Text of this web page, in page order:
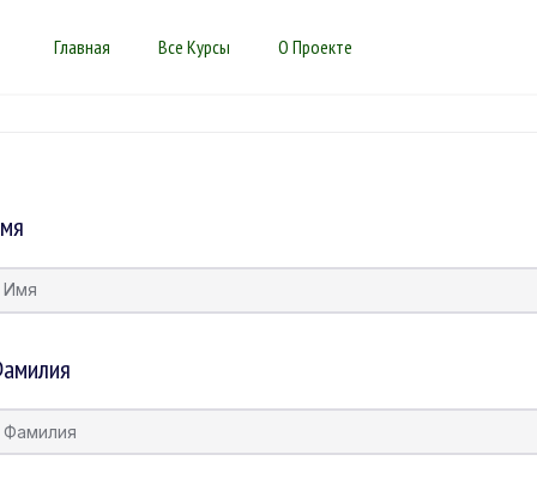
Главная Все Курсы О Проекте